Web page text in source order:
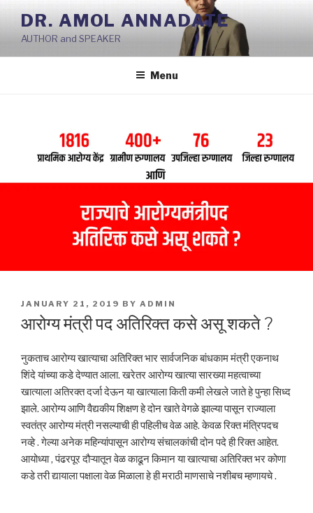
Skip
content
DR. AMOL ANNADATE
AUTHOR and SPEAKER
Menu
POSTED
JANUARY 21, 2019 BY ADMIN
आरोग्य मंत्री पद अतिरिक्त कसे असू शकते ?
नुकताच आरोग्य खात्याचा अतिरिक्त भार सार्वजनिक बांधकाम मंत्री एकनाथ
शिंदे यांच्या कडे देण्यात आला. खरेतर आरोग्य खात्या सारख्या महत्वाच्या
खात्याला अतिरक्त दर्जा देऊन या खात्याला किती कमी लेखले जाते हे पुन्हा सिध्द
झाले. आरोग्य आणि वैद्यकीय शिक्षण हे दोन खाते वेगळे झाल्या पासून राज्याला
स्वतंत्र आरोग्य मंत्री नसल्याची ही पहिलीच वेळ आहे. केवळ रिक्त मंत्रिपदच
नव्हे . गेल्या अनेक महिन्यांपासून आरोग्य संचालकांची दोन पदे ही रिक्त आहेत.
आयोध्या , पंढरपूर दौऱ्यातून वेळ काढून किमान या खात्याचा अतिरिक्त भर कोणा
कडे तरी द्यायाला पक्षाला वेळ मिळाला हे ही मराठी माणसाचे नशीबच म्हणायचे .